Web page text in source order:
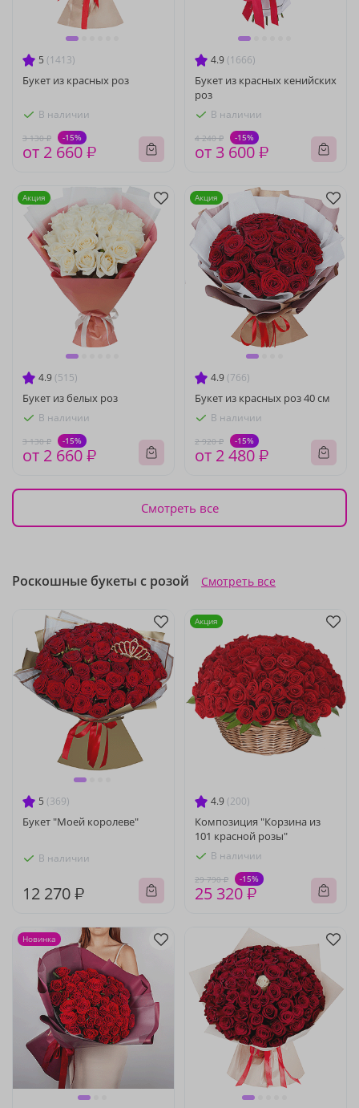
5 (1413)
Букет из красных роз
В наличии
3 130 ₽ -15%
от 2 660 ₽
4.9 (1666)
Букет из красных кенийских
роз
В наличии
4 240 ₽ -15%
от 3 600 ₽
4.9 (515)
Букет из белых роз
В наличии
3 130 ₽ -15%
от 2 660 ₽
Акция
4.9 (766)
Букет из красных роз 40 см
В наличии
2 920 ₽ -15%
от 2 480 ₽
Акция
Смотреть все
Роскошные букеты с розой Смотреть все
5 (369)
Букет "Моей королеве"
В наличии
12 270 ₽
4.9 (200)
Композиция "Корзина из
101 красной розы"
В наличии
29 790 ₽ -15%
25 320 ₽
Акция
Новинка